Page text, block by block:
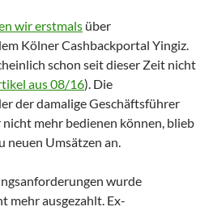
wir erstmals über
Kölner Cashbackportal Yingiz.
schon seit dieser Zeit nicht
aus 08/16). Die
der damalige Geschäftsführer
nicht mehr bedienen können, blieb
neuen Umsätzen an.
wurde
mehr ausgezahlt. Ex-